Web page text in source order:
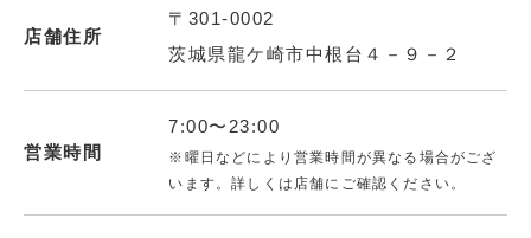
店舗住所
〒301-0002
茨城県龍ケ崎市中根台４－９－２
営業時間
7:00〜23:00
※曜日などにより営業時間が異なる場合がござ
います。詳しくは店舗にご確認ください。